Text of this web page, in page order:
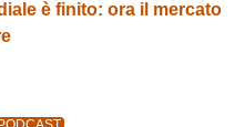
è finito: ora il mercato